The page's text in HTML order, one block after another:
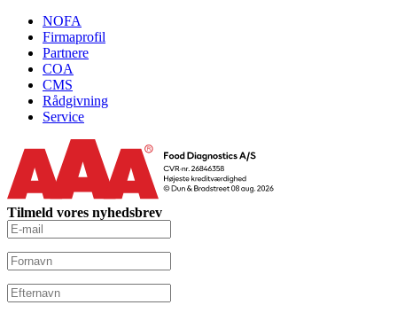
NOFA
Firmaprofil
Partnere
COA
CMS
Rådgivning
Service
Tilmeld vores nyhedsbrev